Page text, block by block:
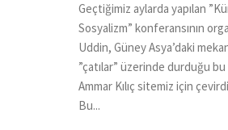
Geçtiğimiz aylarda yapılan
Sosyalizm” konferansının
Uddin, Güney Asya’daki
”çatılar” üzerinde durduğu bu
Ammar Kılıç sitemiz için
Bu...